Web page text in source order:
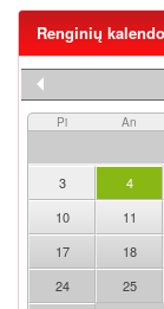
Renginių
Pi An
3
4
10
11
17
18
24
25